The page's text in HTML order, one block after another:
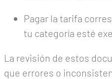
Pagar la tarifa
tu categoría esté
La revisión de estos
que errores o